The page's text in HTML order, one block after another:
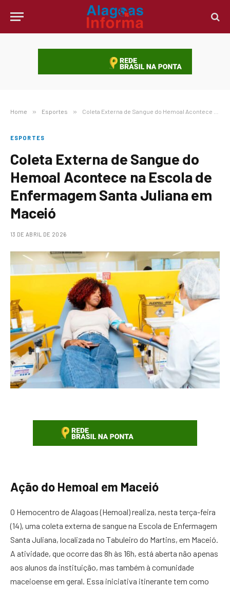
Home » Esportes » Coleta Externa de Sangue do Hemoal Acontece na Escola de Enfermagem Santa Juliana em Maceió
ESPORTES
Coleta Externa de Sangue do
Hemoal Acontece na Escola de
Enfermagem Santa Juliana em
Maceió
13 DE ABRIL DE 2026
Ação do Hemoal em Maceió
O Hemocentro de Alagoas (Hemoal) realiza, nesta terça-feira
(14), uma coleta externa de sangue na Escola de Enfermagem
Santa Juliana, localizada no Tabuleiro do Martins, em Maceió.
A atividade, que ocorre das 8h às 16h, está aberta não apenas
aos alunos da instituição, mas também à comunidade
maceioense em geral. Essa iniciativa itinerante tem como